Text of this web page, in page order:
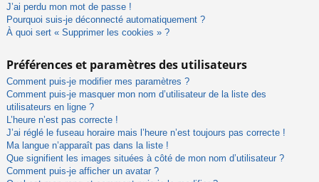
J’ai perdu mon mot de passe !
Pourquoi suis-je déconnecté automatiquement ?
À quoi sert « Supprimer les cookies » ?
Préférences et paramètres des utilisateurs
Comment puis-je modifier mes paramètres ?
Comment puis-je masquer mon nom d’utilisateur de la liste des
utilisateurs en ligne ?
L’heure n’est pas correcte !
J’ai réglé le fuseau horaire mais l’heure n’est toujours pas correcte !
Ma langue n’apparaît pas dans la liste !
Que signifient les images situées à côté de mon nom d’utilisateur ?
Comment puis-je afficher un avatar ?